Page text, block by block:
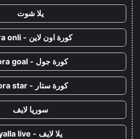
يلا شوت
كورة اون لاين - kora onli
كورة جول - kora goal
كورة ستار - kora star
سوريا لايف
يلا لايف - yalla live